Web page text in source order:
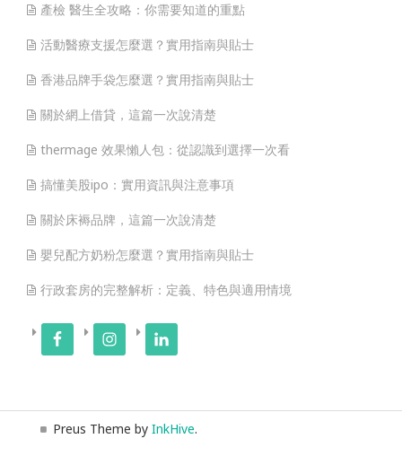
產檢 醫生全攻略：你需要知道的重點
活動醫療支援怎麼選？實用指南與貼士
香港品牌手袋怎麼選？實用指南與貼士
關於網上借貸，這篇一次說清楚
thermage 效果懶人包：從認識到選擇一次看
搞懂美股ipo：實用資訊與注意事項
關於床褥品牌，這篇一次說清楚
嬰兒配方奶粉怎麼選？實用指南與貼士
行政套房的完整解析：定義、特色與適用情境
Preus Theme by InkHive.